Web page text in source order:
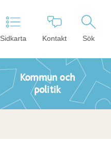
Sidkarta Kontakt Sök
Kommun och
politik